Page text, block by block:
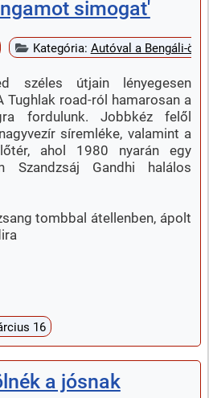
simogat'
Kategória: Autóval a Bengáli-
széles útjain lényegesen
Tughlak road-ról hamarosan a
fordulunk. Jobbkéz felől
síremléke, valamint a
ahol 1980 nyarán egy
Szandzsáj Gandhi halálos
tombbal átellenben, ápolt
16
a jósnak